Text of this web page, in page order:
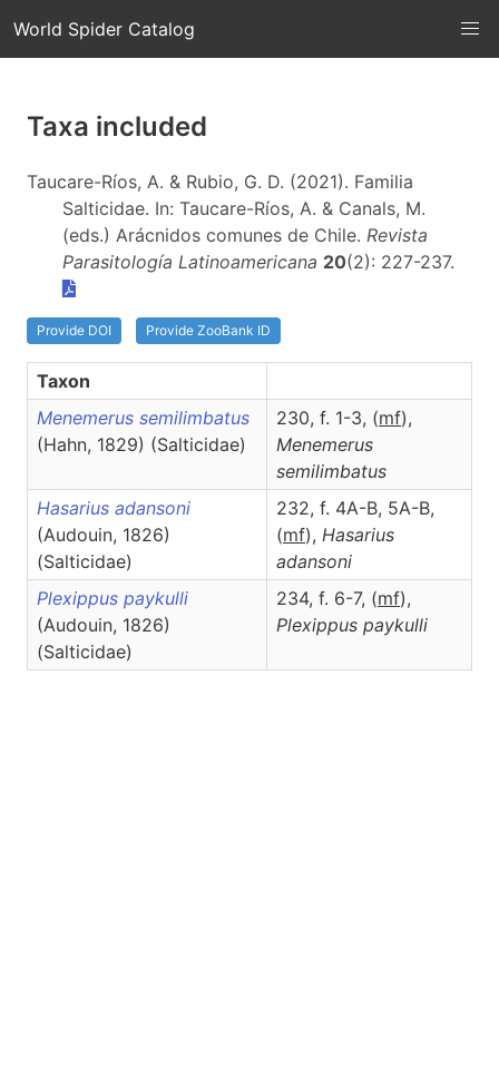
World Spider Catalog
Taxa included
Taucare-Ríos, A. & Rubio, G. D. (2021). Familia
Salticidae. In: Taucare-Ríos, A. & Canals, M.
(eds.) Arácnidos comunes de Chile. Revista
Parasitología Latinoamericana 20(2): 227-237.
Provide DOI Provide ZooBank ID
Taxon
Menemerus semilimbatus
(Hahn, 1829) (Salticidae)
230, f. 1-3, (mf),
Menemerus
semilimbatus
Hasarius adansoni
(Audouin, 1826)
(Salticidae)
232, f. 4A-B, 5A-B,
(mf), Hasarius
adansoni
Plexippus paykulli
(Audouin, 1826)
(Salticidae)
234, f. 6-7, (mf),
Plexippus paykulli